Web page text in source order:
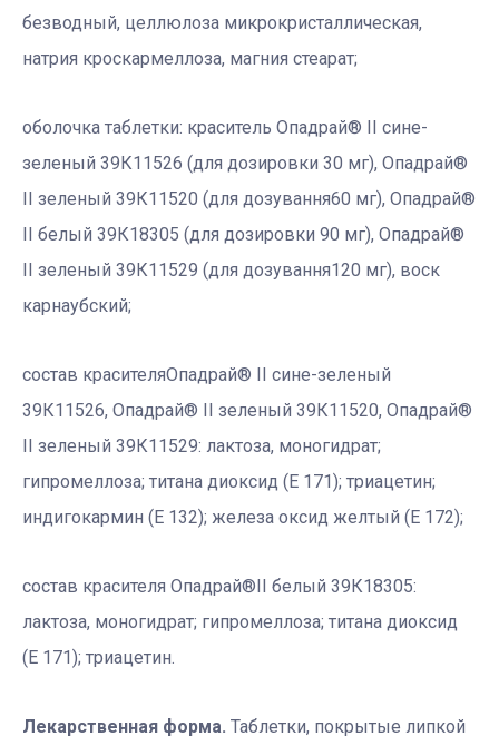
безводный, целлюлоза микрокристаллическая,
натрия кроскармеллоза, магния стеарат;
оболочка таблетки: краситель Опадрай® II сине-
зеленый 39К11526 (для дозировки 30 мг), Опадрай®
II зеленый 39К11520 (для дозування60 мг), Опадрай®
II белый 39К18305 (для дозировки 90 мг), Опадрай®
II зеленый 39К11529 (для дозування120 мг), воск
карнаубский;
состав красителяОпадрай® II сине-зеленый
39К11526, Опадрай® II зеленый 39К11520, Опадрай®
II зеленый 39К11529: лактоза, моногидрат;
гипромеллоза; титана диоксид (Е 171); триацетин;
индигокармин (Е 132); железа оксид желтый (Е 172);
состав красителя Опадрай®II белый 39К18305:
лактоза, моногидрат; гипромеллоза; титана диоксид
(Е 171); триацетин.
Лекарственная форма. Таблетки, покрытые липкой